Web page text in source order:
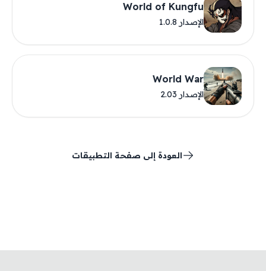
World of Kungfu
الإصدار 1.0.8
World War
الإصدار 2.03
العودة إلى صفحة التطبيقات